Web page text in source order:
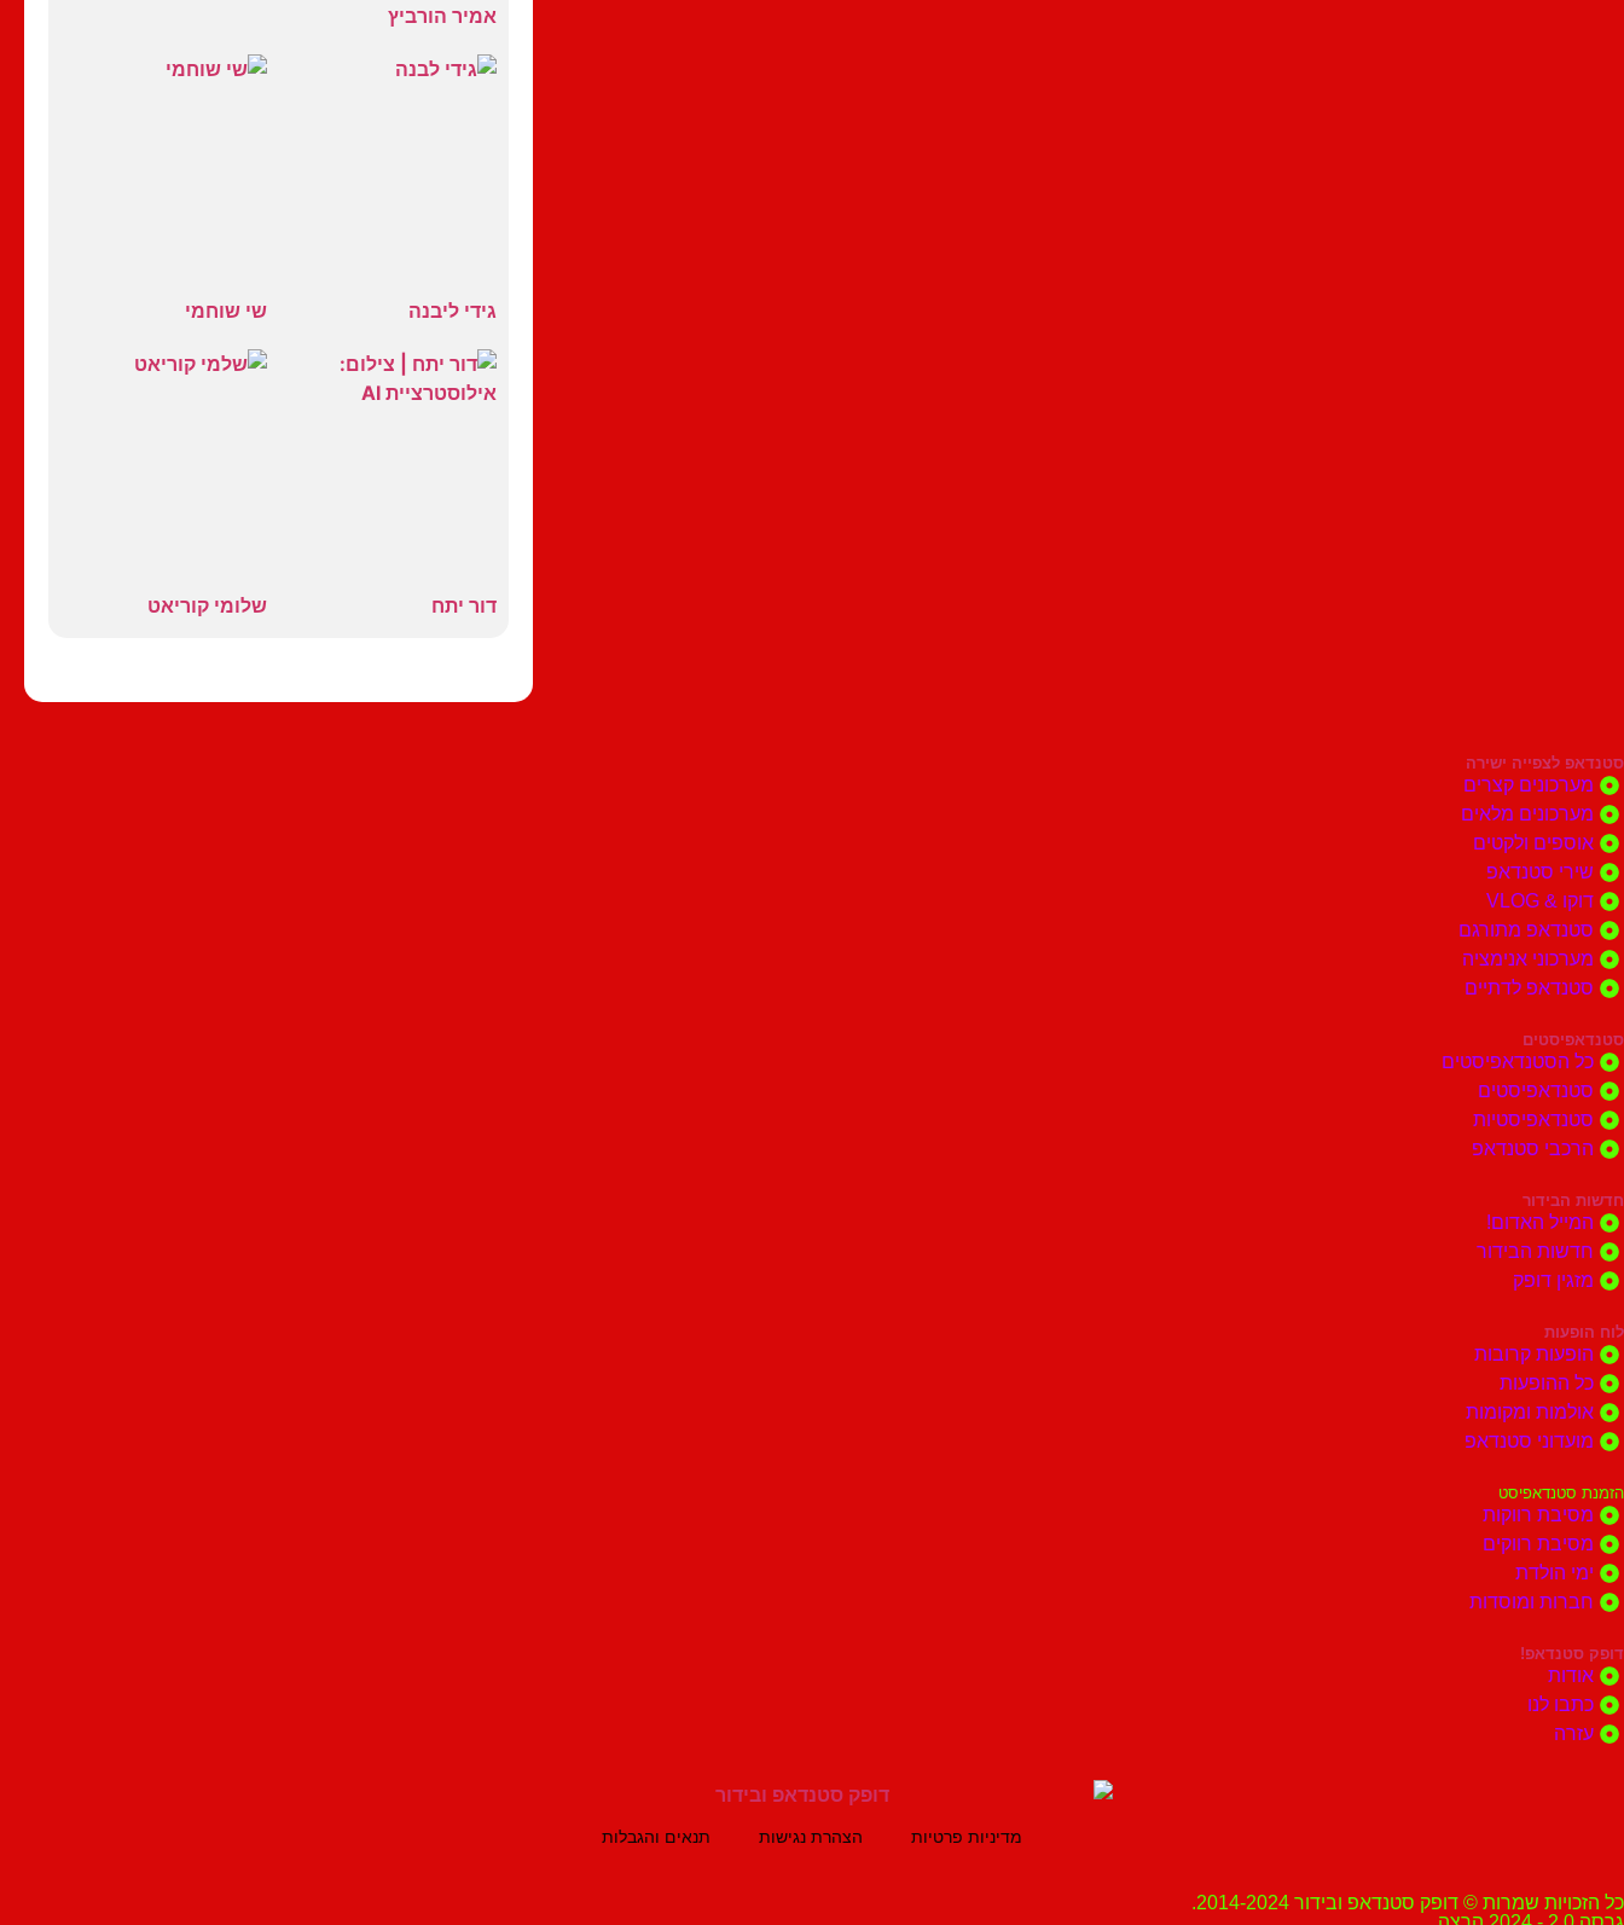
אמיר הורביץ
גידי ליבנה שי שוחמי
דור יתח שלומי קוריאט
סטנדאפ לצפייה ישירה
מערכונים קצרים
מערכונים מלאים
אוספים ולקטים
שירי סטנדאפ
דוקו & VLOG
סטנדאפ מתורגם
מערכוני אנימציה
סטנדאפ לדתיים
סטנדאפיסטים
כל הסטנדאפיסטים
סטנדאפיסטים
סטנדאפיסטיות
הרכבי סטנדאפ
חדשות הבידור
המייל האדום!
חדשות הבידור
מזגין דופק
לוח הופעות
הופעות קרובות
כל ההופעות
אולמות ומקומות
מועדוני סטנדאפ
הזמנת סטנדאפיסט
מסיבת רווקות
מסיבת רווקים
ימי הולדת
חברות ומוסדות
דופק סטנדאפ!
אודות
כתבו לנו
עזרה
מדיניות פרטיות הצהרת נגישות תנאים והגבלות
כל הזכויות שמרות © דופק סטנדאפ ובידור 2014-2024.